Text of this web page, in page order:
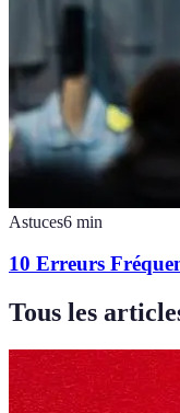
Astuces6 min
10 Erreurs
Tous les